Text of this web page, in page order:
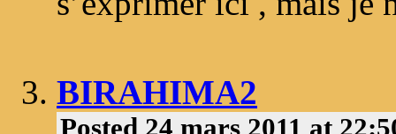
BIRAHIMA2
Posted 24 mars 2011 at